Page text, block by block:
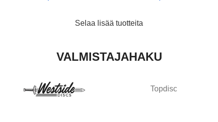
Selaa lisää tuotteita
VALMISTAJAHAKU
Topdisc